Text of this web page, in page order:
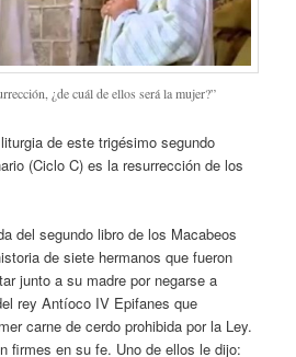
¿de cuál de ellos será la mujer?”
de este trigésimo segundo
(Ciclo C) es la resurrección de los
del segundo libro de los Macabeos
de siete hermanos que fueron
junto a su madre por negarse a
rey Antíoco IV Epifanes que
carne de cerdo prohibida por la Ley.
firmes en su fe. Uno de ellos le dijo: